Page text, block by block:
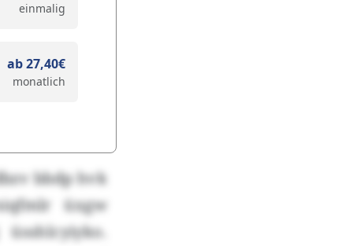
einmalig
ab 27,40€
monatlich
bbdp hvk
üxgw